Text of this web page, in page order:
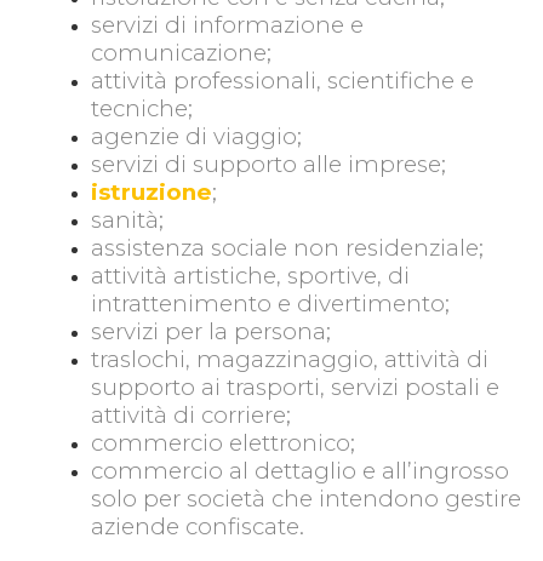
servizi di informazione e
comunicazione;
attività professionali, scientifiche e
tecniche;
agenzie di viaggio;
servizi di supporto alle imprese;
istruzione;
sanità;
assistenza sociale non residenziale;
attività artistiche, sportive, di
intrattenimento e divertimento;
servizi per la persona;
traslochi, magazzinaggio, attività di
supporto ai trasporti, servizi postali e
attività di corriere;
commercio elettronico;
commercio al dettaglio e all’ingrosso
solo per società che intendono gestire
aziende confiscate.